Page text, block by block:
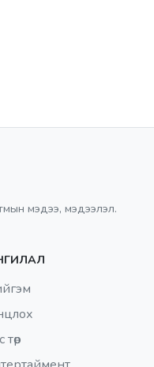
мэдээ, мэдээлэл.
төр